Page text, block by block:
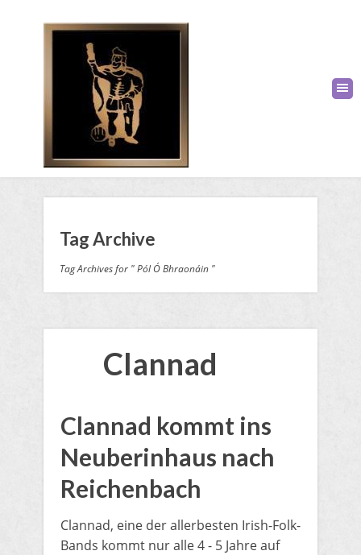
Tag Archive
Tag Archives for " Pól Ó Bhraonáin "
Clannad
​Clannad kommt ins
Neuberinhaus nach
Reichenbach
Clannad, eine der allerbesten Irish-Folk-
Bands kommt nur alle 4 - 5 Jahre auf